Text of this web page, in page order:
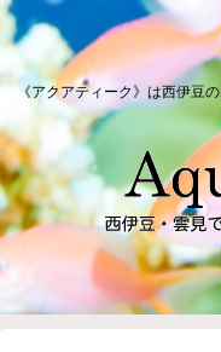
《アクアティーク》は西伊豆